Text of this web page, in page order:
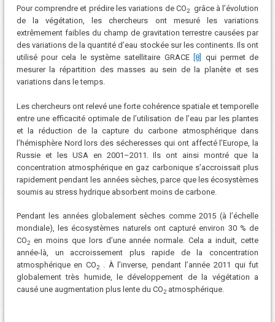
Pour comprendre et prédire les variations de CO2grâce à l’évolution
de la végétation, les chercheurs ont mesuré les variations
extrêmement faibles du champ de gravitation terrestre causées par
des variations de la quantité d’eau stockée sur les continents. Ils ont
utilisé pour cela le système satellitaire GRACE [8]
qui permet de
mesurer la répartition des masses au sein de la planète et ses
variations dans le temps.
Les chercheurs ont relevé une forte cohérence spatiale et temporelle
entre une efficacité optimale de l’utilisation de l’eau par les plantes
et la réduction de la capture du carbone atmosphérique dans
l’hémisphère Nord lors des sécheresses qui ont affecté l’Europe, la
Russie et les USA en 2001–2011. Ils ont ainsi montré que la
concentration atmosphérique en gaz carbonique s’accroissait plus
rapidement pendant les années sèches, parce que les écosystèmes
soumis au stress hydrique absorbent moins de carbone.
Pendant les années globalement sèches comme 2015 (à l’échelle
mondiale), les écosystèmes naturels ont capturé environ 30 % de
CO2en moins que lors d’une année normale. Cela a induit, cette
année-là, un accroissement plus rapide de la concentration
atmosphérique en CO2
. À l’inverse, pendant l’année 2011 qui fut
globalement très humide, le développement de la végétation a
causé une augmentation plus lente du CO2atmosphérique.